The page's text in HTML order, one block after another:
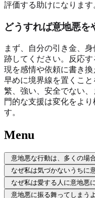
評価する助けになります
どうすれば意地悪を
まず、自分の引き金、
跡してください。反応
現を感情や依頼に書き換
早めに境界線を置くこ
繁、強い、安全でない
門的な支援は変化をよ
す。
Menu
意地悪な行動は、多くの場
なぜ私は気づかないうちに
なぜ私は愛する人に意地悪
意地悪に振る舞ってしまう